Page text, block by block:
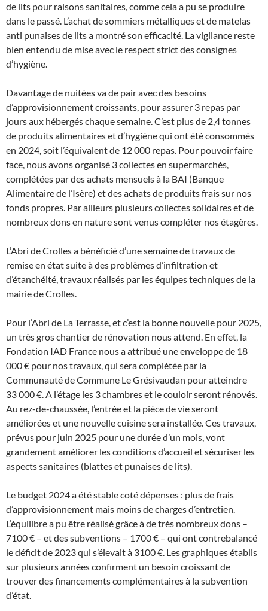
de lits pour raisons sanitaires, comme cela a pu se produire
dans le passé. L’achat de sommiers métalliques et de matelas
anti punaises de lits a montré son efficacité. La vigilance reste
bien entendu de mise avec le respect strict des consignes
d’hygiène.
Davantage de nuitées va de pair avec des besoins
d’approvisionnement croissants, pour assurer 3 repas par
jours aux hébergés chaque semaine. C’est plus de 2,4 tonnes
de produits alimentaires et d’hygiène qui ont été consommés
en 2024, soit l’équivalent de 12 000 repas. Pour pouvoir faire
face, nous avons organisé 3 collectes en supermarchés,
complétées par des achats mensuels à la BAI (Banque
Alimentaire de l’Isère) et des achats de produits frais sur nos
fonds propres. Par ailleurs plusieurs collectes solidaires et de
nombreux dons en nature sont venus compléter nos étagères.
L’Abri de Crolles a bénéficié d’une semaine de travaux de
remise en état suite à des problèmes d’infiltration et
d’étanchéité, travaux réalisés par les équipes techniques de la
mairie de Crolles.
Pour l’Abri de La Terrasse, et c’est la bonne nouvelle pour 2025,
un très gros chantier de rénovation nous attend. En effet, la
Fondation IAD France nous a attribué une enveloppe de 18
000 € pour nos travaux, qui sera complétée par la
Communauté de Commune Le Grésivaudan pour atteindre
33 000 €. A l’étage les 3 chambres et le couloir seront rénovés.
Au rez-de-chaussée, l’entrée et la pièce de vie seront
améliorées et une nouvelle cuisine sera installée. Ces travaux,
prévus pour juin 2025 pour une durée d’un mois, vont
grandement améliorer les conditions d’accueil et sécuriser les
aspects sanitaires (blattes et punaises de lits).
Le budget 2024 a été stable coté dépenses : plus de frais
d’approvisionnement mais moins de charges d’entretien.
L’équilibre a pu être réalisé grâce à de très nombreux dons –
7100 € – et des subventions – 1700 € – qui ont contrebalancé
le déficit de 2023 qui s’élevait à 3100 €. Les graphiques établis
sur plusieurs années confirment un besoin croissant de
trouver des financements complémentaires à la subvention
d’état.